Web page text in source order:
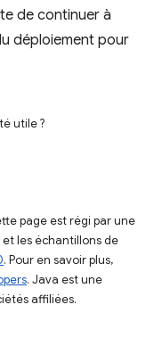
de continuer à
déploiement pour
utile ?
page est régi par une
et les échantillons de
. Pour en savoir plus,
. Java est une
affiliées.